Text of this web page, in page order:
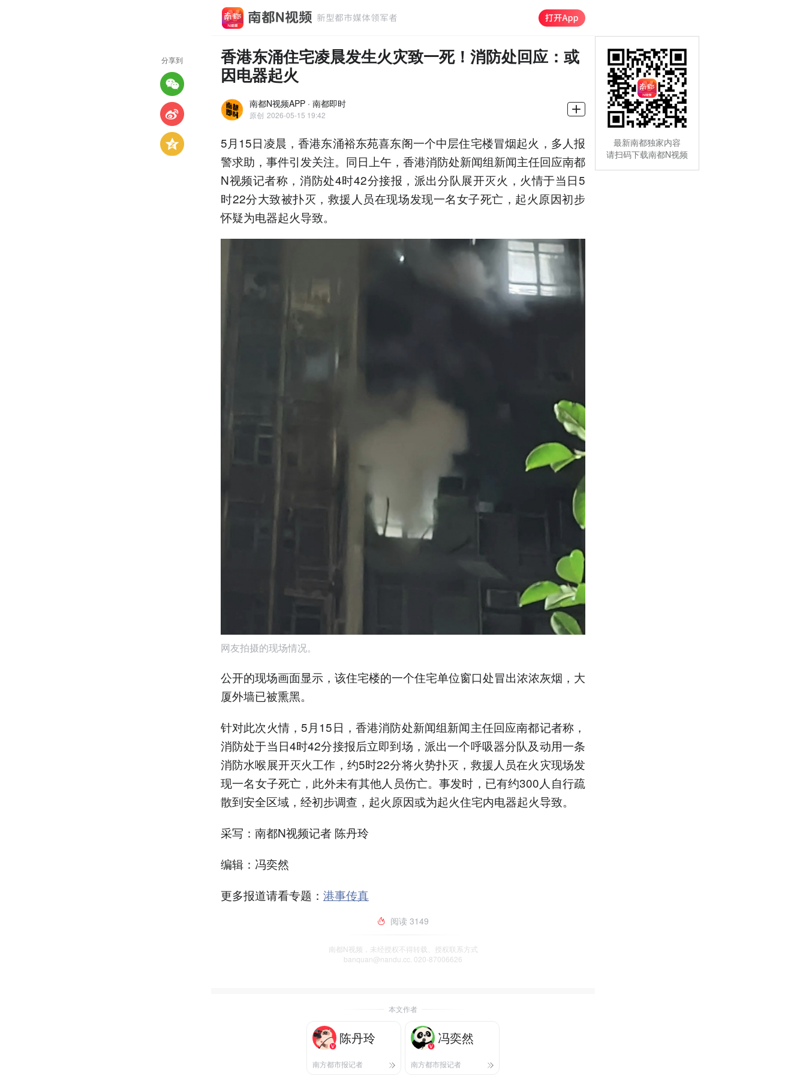
香港东涌住宅凌晨发生火灾致一死！消防处回应：或
因电器起火
南都N视频APP · 南都即时
原创 2026-05-15 19:42
5月15日凌晨，香港东涌裕东苑喜东阁一个中层住宅楼冒烟起火，多人报
警求助，事件引发关注。同日上午，香港消防处新闻组新闻主任回应南都
N视频记者称，消防处4时42分接报，派出分队展开灭火，火情于当日5
时22分大致被扑灭，救援人员在现场发现一名女子死亡，起火原因初步
怀疑为电器起火导致。
网友拍摄的现场情况。
公开的现场画面显示，该住宅楼的一个住宅单位窗口处冒出浓浓灰烟，大
厦外墙已被熏黑。
针对此次火情，5月15日，香港消防处新闻组新闻主任回应南都记者称，
消防处于当日4时42分接报后立即到场，派出一个呼吸器分队及动用一条
消防水喉展开灭火工作，约5时22分将火势扑灭，救援人员在火灾现场发
现一名女子死亡，此外未有其他人员伤亡。事发时，已有约300人自行疏
散到安全区域，经初步调查，起火原因或为起火住宅内电器起火导致。
采写：南都N视频记者 陈丹玲
编辑：冯奕然
更多报道请看专题： 港事传真
阅读 3149
南都N视频，未经授权不得转载、授权联系方式
banquan@nandu.cc. 020-87006626
本文作者
陈丹玲
南方都市报记者
冯奕然
南方都市报记者
分享到
最新南都独家内容
请扫码下载南都N视频